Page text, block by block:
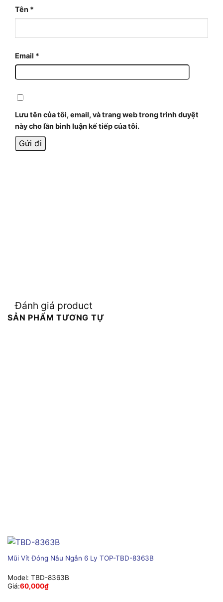
Tên *
Email *
Lưu tên của tôi, email, và trang web trong trình duyệt
này cho lần bình luận kế tiếp của tôi.
Đánh giá product
SẢN PHẨM TƯƠNG TỰ
Mũi Vít Đóng Nâu Ngắn 6 Ly TOP-TBD-8363B
Model: TBD-8363B
Giá:60,000₫